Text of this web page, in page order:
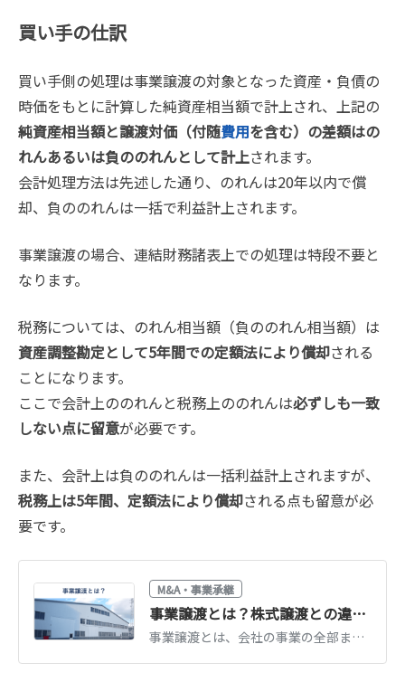
買い手の仕訳
買い手側の処理は事業譲渡の対象となった資産・負債の
時価をもとに計算した純資産相当額で計上され、上記の
純資産相当額と譲渡対価（付随費用を含む）の差額はの
れんあるいは負ののれんとして計上されます。
会計処理方法は先述した通り、のれんは20年以内で償
却、負ののれんは一括で利益計上されます。
事業譲渡の場合、連結財務諸表上での処理は特段不要と
なります。
税務については、のれん相当額（負ののれん相当額）は
資産調整勘定として5年間での定額法により償却される
ことになります。
ここで会計上ののれんと税務上ののれんは必ずしも一致
しない点に留意が必要です。
また、会計上は負ののれんは一括利益計上されますが、
税務上は5年間、定額法により償却される点も留意が必
要です。
M&A・事業承継
事業譲渡とは？株式譲渡との違い・手続き・税金をわかりやすく解説【図解】
事業譲渡とは、会社の事業の全部または一部を売買するM&A手法です。株式譲渡との違い、向いているケース、手続きの流れ、税金、従業員・契約の引き継ぎまで図解で解説します。